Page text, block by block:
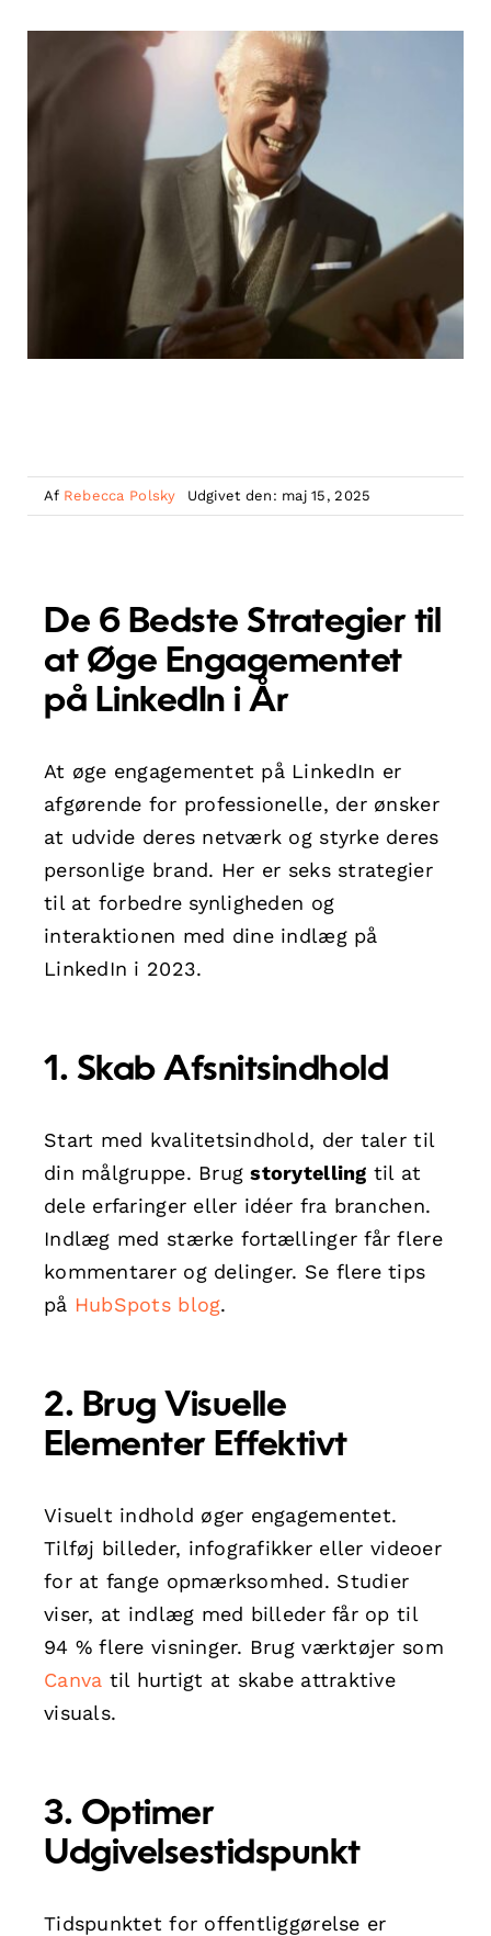
Af Rebecca Polsky Udgivet den: maj 15, 2025
De 6 Bedste Strategier til
at Øge Engagementet
på LinkedIn i År
At øge engagementet på LinkedIn er
afgørende for professionelle, der ønsker
at udvide deres netværk og styrke deres
personlige brand. Her er seks strategier
til at forbedre synligheden og
interaktionen med dine indlæg på
LinkedIn i 2023.
1. Skab Afsnitsindhold
Start med kvalitetsindhold, der taler til
din målgruppe. Brugstorytelling til at
dele erfaringer eller idéer fra branchen.
Indlæg med stærke fortællinger får flere
kommentarer og delinger. Se flere tips
på HubSpots blog.
2. Brug Visuelle
Elementer Effektivt
Visuelt indhold øger engagementet.
Tilføj billeder, infografikker eller videoer
for at fange opmærksomhed. Studier
viser, at indlæg med billeder får op til
94 % flere visninger. Brug værktøjer som
Canva til hurtigt at skabe attraktive
visuals.
3. Optimer
Udgivelsestidspunkt
Tidspunktet for offentliggørelse er